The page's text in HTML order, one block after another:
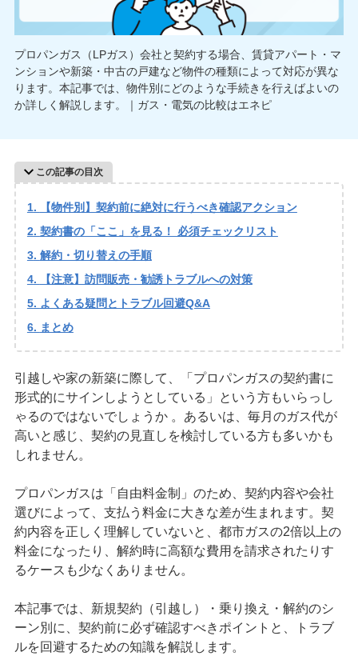
プロパンガス（LPガス）会社と契約する場合、賃貸アパート・マ
ンションや新築・中古の戸建など物件の種類によって対応が異な
ります。本記事では、物件別にどのような手続きを行えばよいの
か詳しく解説します。｜ガス・電気の比較はエネピ
この記事の目次
【物件別】契約前に絶対に行うべき確認アクション
契約書の「ここ」を見る！ 必須チェックリスト
解約・切り替えの手順
【注意】訪問販売・勧誘トラブルへの対策
よくある疑問とトラブル回避Q&A
まとめ
引越しや家の新築に際して、「プロパンガスの契約書に
形式的にサインしようとしている」という方もいらっし
ゃるのではないでしょうか 。あるいは、毎月のガス代が
高いと感じ、契約の見直しを検討している方も多いかも
しれません。
プロパンガスは「自由料金制」のため、契約内容や会社
選びによって、支払う料金に大きな差が生まれます。契
約内容を正しく理解していないと、都市ガスの2倍以上の
料金になったり、解約時に高額な費用を請求されたりす
るケースも少なくありません。
本記事では、新規契約（引越し）・乗り換え・解約のシ
ーン別に、契約前に必ず確認すべきポイントと、トラブ
ルを回避するための知識を解説します。